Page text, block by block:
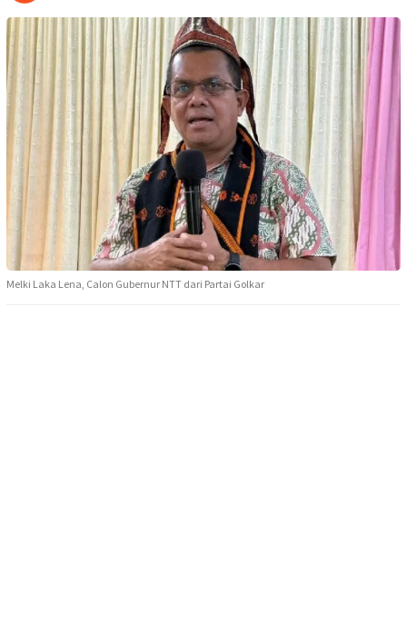
Melki Laka Lena, Calon Gubernur NTT dari Partai Golkar